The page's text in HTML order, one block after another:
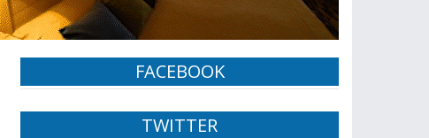
FACEBOOK
TWITTER